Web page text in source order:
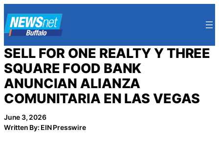
to
content
SELL FOR ONE REALTY Y THREE
SQUARE FOOD BANK
ANUNCIAN ALIANZA
COMUNITARIA EN LAS VEGAS
June 3, 2026
Written By: EIN Presswire